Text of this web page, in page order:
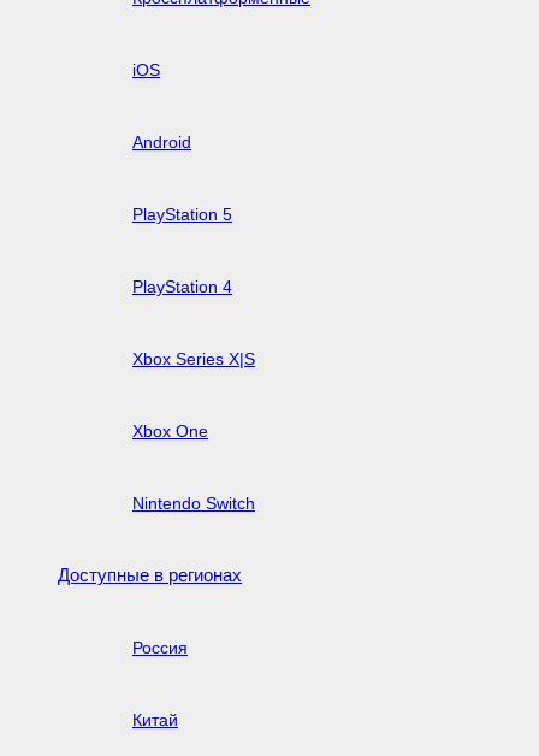
iOS
Android
PlayStation 5
PlayStation 4
Xbox Series X|S
Xbox One
Nintendo Switch
Доступные в регионах
Россия
Китай